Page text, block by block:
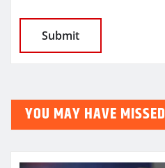
YOU MAY HAVE MISSED